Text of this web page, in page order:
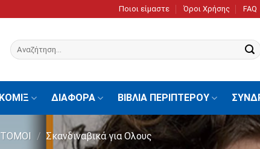
Ποιοι είμαστε Όροι Χρήσης FAQ
Αναζήτηση
για:
ΚΟΜΙΞ ΔΙΑΦΟΡΑ ΒΙΒΛΙΑ ΠΕΡΙΠΤΕΡΟΥ
ΤΟΜΟΙ / Σκανδιναβικά για Ολους